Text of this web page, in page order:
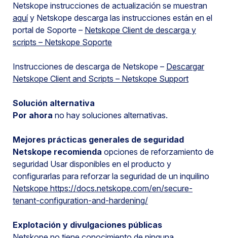
Netskope instrucciones de actualización se muestran
aquíy Netskope descarga las instrucciones están en el
portal de Soporte – Netskope Client de descarga y
scripts – Netskope Soporte
Instrucciones de descarga de Netskope – Descargar
Netskope Client and Scripts – Netskope Support
Solución alternativa
Por ahora no hay soluciones alternativas.
Mejores prácticas generales de seguridad
Netskope recomienda opciones de reforzamiento de
seguridad Usar disponibles en el producto y
configurarlas para reforzar la seguridad de un inquilino
Netskope https://docs.netskope.com/en/secure-
tenant-configuration-and-hardening/
Explotación y divulgaciones públicas